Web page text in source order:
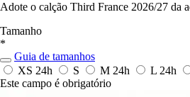
Adote o calção Third France 2026/27 da
Tamanho
*
Guia de tamanhos
XS 24h S M 24h L 24h
Este campo é obrigatório